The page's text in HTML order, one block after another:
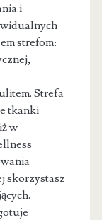
i
strefom:
Strefa
tkanki
w
skorzystasz